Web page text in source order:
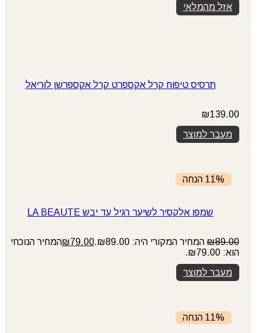
אזל מהמלאי
תרסיס טיפוח קרל אקספרט קרל אקספרשן לוריאל
₪139.00
מעבר למוצר
11% הנחה
שמפו אלקסיר לשיער רגיל עד יבש LA BEAUTE
₪89.00 המחיר המקורי היה: ₪89.00. ₪79.00
המחיר הנוכחי
הוא: ₪79.00.
מעבר למוצר
11% הנחה